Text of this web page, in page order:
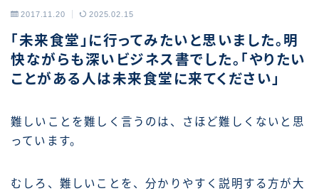
2017.11.20 2025.02.15
「未来食堂」に行ってみたいと思いました。明
快ながらも深いビジネス書でした。「やりたい
ことがある人は未来食堂に来てください」
難しいことを難しく言うのは、さほど難しくないと思
っています。
むしろ、難しいことを、分かりやすく説明する方が大